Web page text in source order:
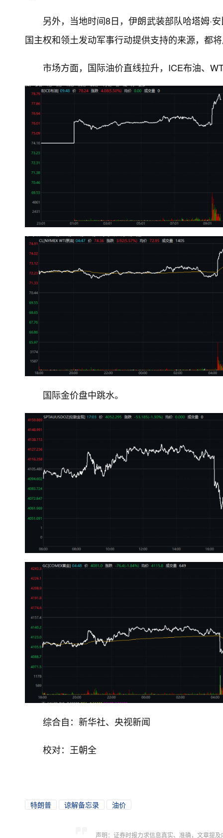
另外，当地时间8日，伊朗武装部队哈塔姆·
国主权和领土发动军事行动提供支持的来源，都
市场方面，国际油价直线拉升，ICE布油、
国际金价盘中跳水。
综合自：新华社、央视新闻
校对：王朝全
特朗普 谅解备忘录 油价
声明：证券时报力求信息真实、准确，文章提